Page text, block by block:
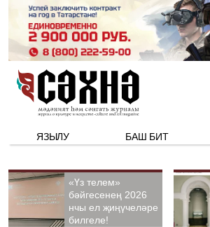
ЯЗЫЛУ БАШ БИТ
«Үз телем»
бәйгесенең 2026
нчы ел җиңүчеләре
билгеле!